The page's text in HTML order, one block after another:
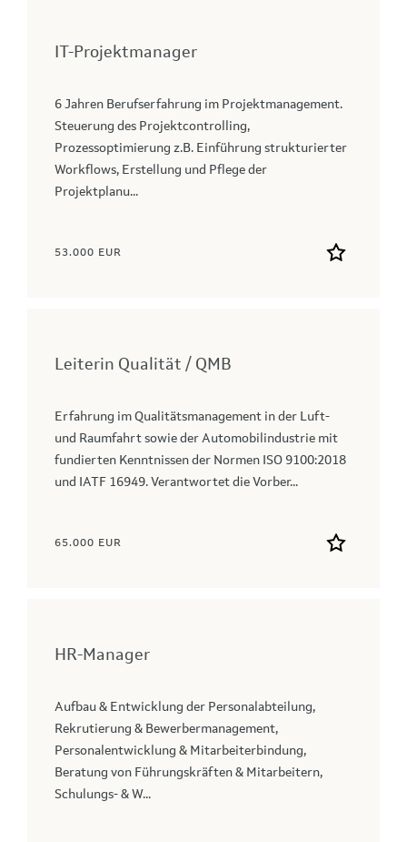
IT-Projektmanager
6 Jahren Berufserfahrung im Projektmanagement.
Steuerung des Projektcontrolling,
Prozessoptimierung z.B. Einführung strukturierter
Workflows, Erstellung und Pflege der
Projektplanu...
53.000 EUR
Leiterin Qualität / QMB
Erfahrung im Qualitätsmanagement in der Luft‑
und Raumfahrt sowie der Automobilindustrie mit
fundierten Kenntnissen der Normen ISO 9100:2018
und IATF 16949. Verantwortet die Vorber...
65.000 EUR
HR-Manager
Aufbau & Entwicklung der Personalabteilung,
Rekrutierung & Bewerbermanagement,
Personalentwicklung & Mitarbeiterbindung,
Beratung von Führungskräften & Mitarbeitern,
Schulungs- & W...